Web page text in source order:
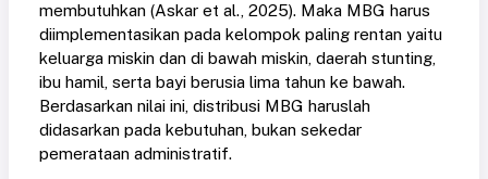
membutuhkan (Askar et al., 2025). Maka MBG harus
diimplementasikan pada kelompok paling rentan yaitu
keluarga miskin dan di bawah miskin, daerah stunting,
ibu hamil, serta bayi berusia lima tahun ke bawah.
Berdasarkan nilai ini, distribusi MBG haruslah
didasarkan pada kebutuhan, bukan sekedar
pemerataan administratif.